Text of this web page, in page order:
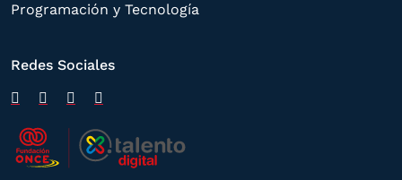
Programación y Tecnología
Redes Sociales